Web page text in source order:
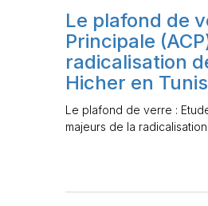
Le plafond de
Principale
radicalisation
Hicher en
Le plafond de verre :
majeurs de la